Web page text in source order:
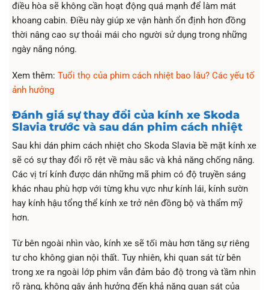
điều hòa sẽ không cần hoạt động quá mạnh để làm mát
khoang cabin. Điều này giúp xe vận hành ổn định hơn đồng
thời nâng cao sự thoải mái cho người sử dụng trong những
ngày nắng nóng.
Xem thêm: Tuổi thọ của phim cách nhiệt bao lâu? Các yếu tố
ảnh hưởng
Đánh giá sự thay đổi của kính xe Skoda
Slavia trước và sau dán phim cách nhiệt
Sau khi dán phim cách nhiệt cho Skoda Slavia bề mặt kính xe
sẽ có sự thay đổi rõ rệt về màu sắc và khả năng chống nắng.
Các vị trí kính được dán những mã phim có độ truyền sáng
khác nhau phù hợp với từng khu vực như kính lái, kính sườn
hay kính hậu tổng thể kính xe trở nên đồng bộ và thẩm mỹ
hơn.
Từ bên ngoài nhìn vào, kính xe sẽ tối màu hơn tăng sự riêng
tư cho không gian nội thất. Tuy nhiên, khi quan sát từ bên
trong xe ra ngoài lớp phim vẫn đảm bảo độ trong và tầm nhìn
rõ ràng, không gây ảnh hưởng đến khả năng quan sát của